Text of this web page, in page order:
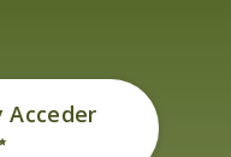
Acceder